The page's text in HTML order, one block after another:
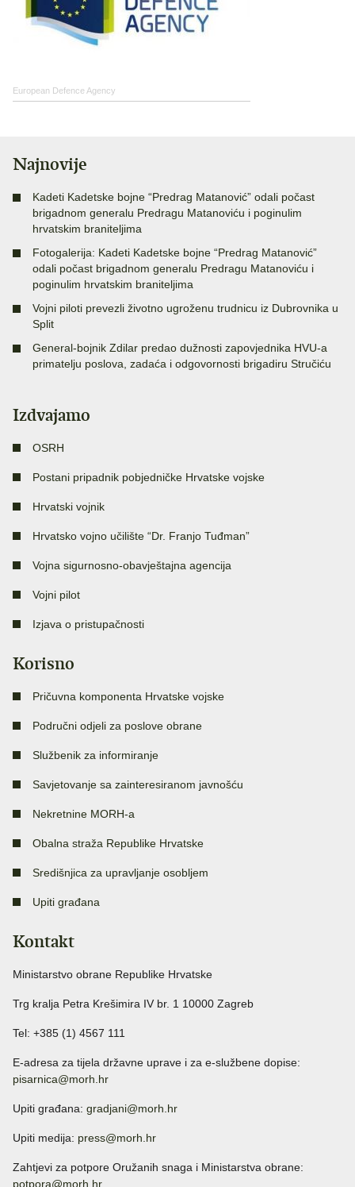
European Defence Agency
Najnovije
Kadeti Kadetske bojne “Predrag Matanović” odali počast
brigadnom generalu Predragu Matanoviću i poginulim
hrvatskim braniteljima
Fotogalerija: Kadeti Kadetske bojne “Predrag Matanović”
odali počast brigadnom generalu Predragu Matanoviću i
poginulim hrvatskim braniteljima
Vojni piloti prevezli životno ugroženu trudnicu iz Dubrovnika u
Split
General-bojnik Zdilar predao dužnosti zapovjednika HVU-a
primatelju poslova, zadaća i odgovornosti brigadiru Stručiću
Izdvajamo
OSRH
Postani pripadnik pobjedničke Hrvatske vojske
Hrvatski vojnik
Hrvatsko vojno učilište “Dr. Franjo Tuđman”
Vojna sigurnosno-obavještajna agencija
Vojni pilot
Izjava o pristupačnosti
Korisno
Pričuvna komponenta Hrvatske vojske
Područni odjeli za poslove obrane
Službenik za informiranje
Savjetovanje sa zainteresiranom javnošću
Nekretnine MORH-a
Obalna straža Republike Hrvatske
Središnjica za upravljanje osobljem
Upiti građana
Kontakt
Ministarstvo obrane Republike Hrvatske
Trg kralja Petra Krešimira IV br. 1 10000 Zagreb
Tel: +385 (1) 4567 111
E-adresa za tijela državne uprave i za e-službene dopise:
pisarnica@morh.hr
Upiti građana: gradjani@morh.hr
Upiti medija: press@morh.hr
Zahtjevi za potpore Oružanih snaga i Ministarstva obrane:
potpora@morh.hr